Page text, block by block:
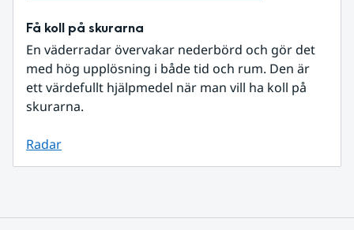
Få koll på skurarna
En väderradar övervakar nederbörd och gör det
med hög upplösning i både tid och rum. Den är
ett värdefullt hjälpmedel när man vill ha koll på
skurarna.
Radar